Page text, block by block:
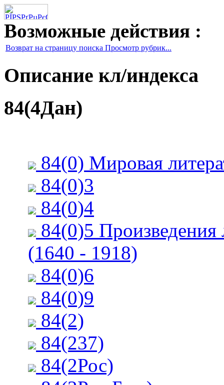
Возможные действия :
Возврат на страницу поиска Просмотр рубрик...
Описание кл/индекса
84(4Дан)
84(0) Мировая
84(0)3
84(0)4
84(0)5
(1640 - 1918)
84(0)6
84(0)9
84(2)
84(237)
84(2Рос)